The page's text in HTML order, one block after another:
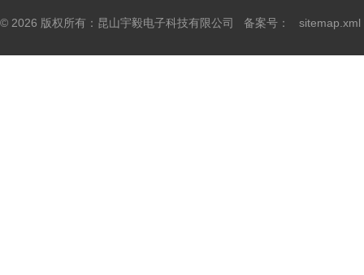
© 2026 版权所有：昆山宇毅电子科技有限公司 备案号： sitemap.xml